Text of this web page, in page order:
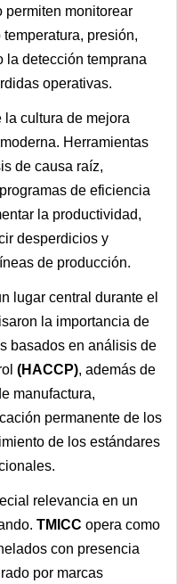
permiten monitorear
presión,
la detección temprana
operativas.
la cultura de mejora
Herramientas
de causa raíz,
de eficiencia
la productividad,
desperdicios y
de producción.
lugar central durante el
la importancia de
basados en análisis de
(HACCP), además de
manufactura,
permanente de los
de los estándares
relevancia en un
TMICC opera como
con presencia
por marcas